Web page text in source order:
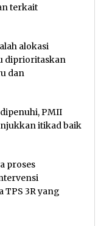
terkait
alokasi
diprioritaskan
dan
PMII
itikad baik
proses
TPS 3R yang